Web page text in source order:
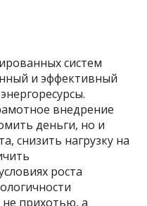
систем
и эффективный
внедрение
деньги, но и
снизить нагрузку на
роста
не прихотью, а